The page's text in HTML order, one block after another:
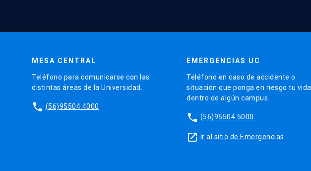
MESA CENTRAL
Teléfono para comunicarse con las
distintas áreas de la Universidad.
phone (56)95504 4000
EMERGENCIAS UC
Teléfono en caso de accidente o
situación que ponga en riesgo tu vida
dentro de algún campus.
phone (56)95504 5000
launch Ir al sitio de Emergencias